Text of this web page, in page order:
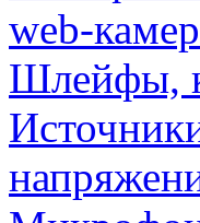
web-
Шлейфы,